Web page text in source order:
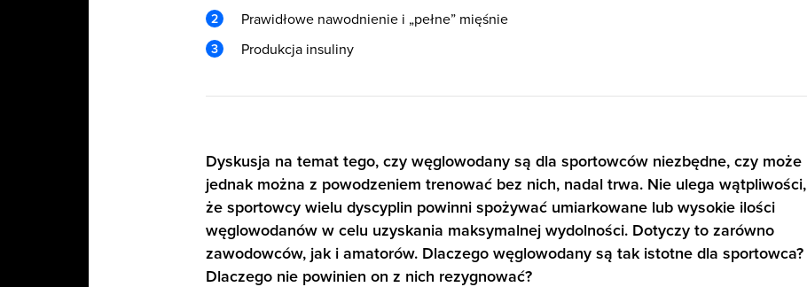
Prawidłowe nawodnienie i „pełne” mięśnie
Produkcja insuliny
Dyskusja na temat tego, czy węglowodany są dla sportowców niezbędne, czy może
jednak można z powodzeniem trenować bez nich, nadal trwa. Nie ulega wątpliwości,
że sportowcy wielu dyscyplin powinni spożywać umiarkowane lub wysokie ilości
węglowodanów w celu uzyskania maksymalnej wydolności. Dotyczy to zarówno
zawodowców, jak i amatorów. Dlaczego węglowodany są tak istotne dla sportowca?
Dlaczego nie powinien on z nich rezygnować?